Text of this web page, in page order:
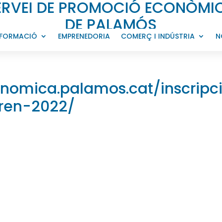
DE PROMOCIÓ
DE PALAMÓS
EMPRENEDORIA COMERÇ I INDÚSTRIA
2022/